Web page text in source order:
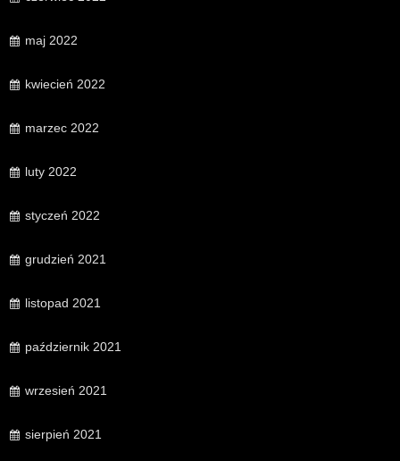
maj 2022
kwiecień 2022
marzec 2022
luty 2022
styczeń 2022
grudzień 2021
listopad 2021
październik 2021
wrzesień 2021
sierpień 2021